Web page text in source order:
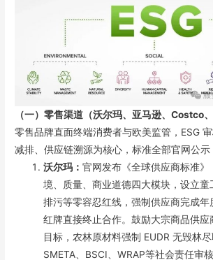
（一）零售渠道（沃尔玛、亚马逊、Costco、
零售品牌直面终端消费者与欧美监管，ESG
减排、供应链溯源为核心，标准全部官网公示
沃尔玛：官网发布《全球供应商标准
境、质量、商业道德四大模块，设立
排污等零容忍红线，强制供应商完成年
红牌直接终止合作。鼓励大宗商品供应
目标，农林原材料强制 EUDR 无毁林
SMETA、BSCI、WRAP等社会责任审